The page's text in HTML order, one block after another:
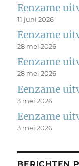
Eenzame
11 juni 2026
Eenzame
28 mei 2026
Eenzame
28 mei 2026
Eenzame
3 mei 2026
Eenzame
3 mei 2026